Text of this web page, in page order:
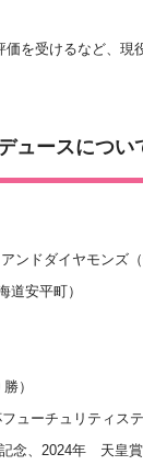
を受けるなど、現
ュースについ
ドダイヤモンズ（
道安平町）
）
ューチュリティス
念、2024年 天皇賞